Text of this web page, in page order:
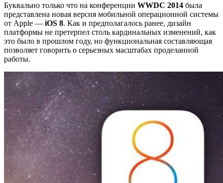
Буквально только что на конференции WWDC 2014 была
представлена новая версия мобильной операционной системы
от Apple — iOS 8. Как и предполагалось ранее, дизайн
платформы не претерпел столь кардинальных изменений, как
это было в прошлом году, но функциональная составляющая
позволяет говорить о серьезных масштабах проделанной
работы.